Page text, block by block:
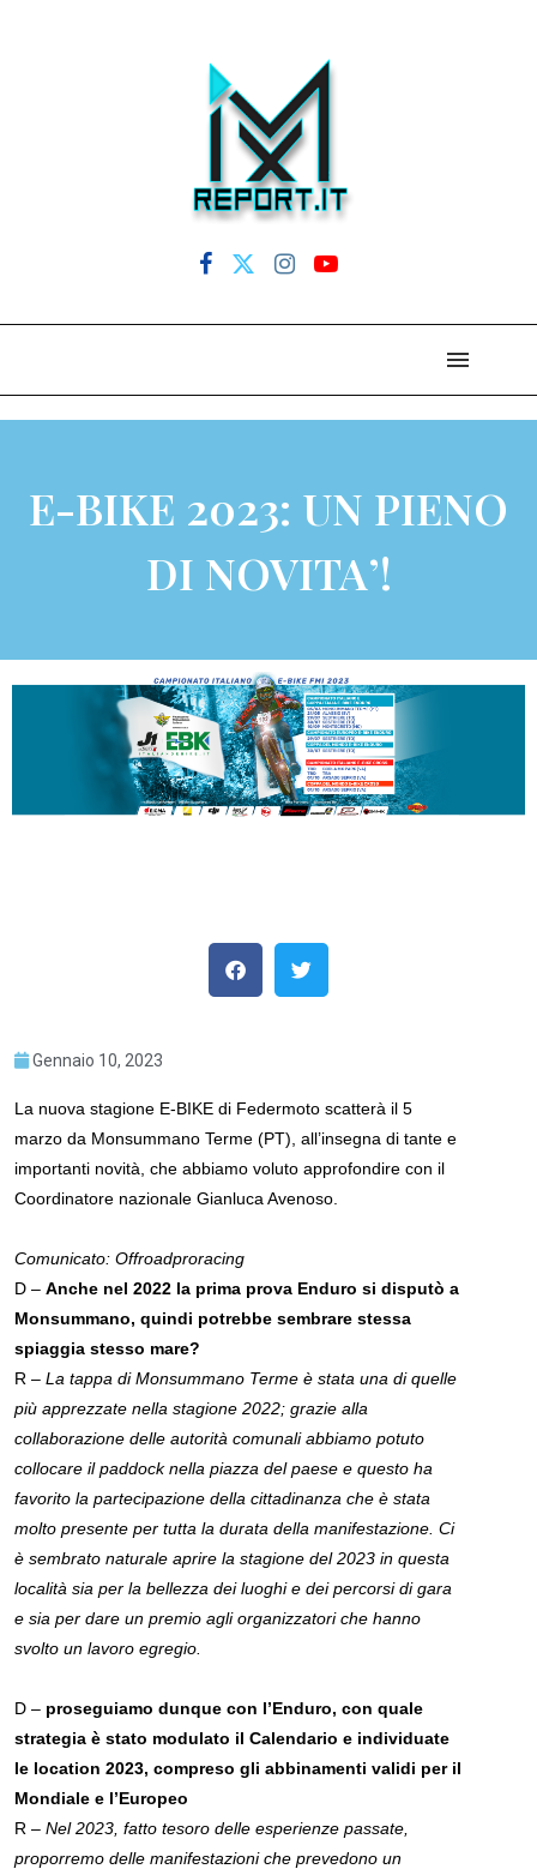
E-BIKE 2023: UN PIENO
DI NOVITA’!
Gennaio 10, 2023
La nuova stagione E-BIKE di Federmoto scatterà il 5
marzo da Monsummano Terme (PT), all’insegna di tante e
importanti novità, che abbiamo voluto approfondire con il
Coordinatore nazionale Gianluca Avenoso.
Comunicato: Offroadproracing
D –Anche nel 2022 la prima prova Enduro si disputò a
Monsummano, quindi potrebbe sembrare stessa
spiaggia stesso mare?
R –La tappa di Monsummano Terme è stata una di quelle
più apprezzate nella stagione 2022; grazie alla
collaborazione delle autorità comunali abbiamo potuto
collocare il paddock nella piazza del paese e questo ha
favorito la partecipazione della cittadinanza che è stata
molto presente per tutta la durata della manifestazione. Ci
è sembrato naturale aprire la stagione del 2023 in questa
località sia per la bellezza dei luoghi e dei percorsi di gara
e sia per dare un premio agli organizzatori che hanno
svolto un lavoro egregio.
D – proseguiamo dunque con l’Enduro, con quale
strategia è stato modulato il Calendario e individuate
le location 2023, compreso gli abbinamenti validi per il
Mondiale e l’Europeo
R –Nel 2023, fatto tesoro delle esperienze passate,
proporremo delle manifestazioni che prevedono un